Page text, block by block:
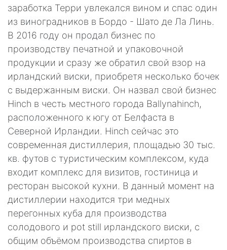
заработка Терри увлекался вином и спас один
из виноградников в Бордо - Шато де Ла Линь.
В 2016 году он продал бизнес по
производству печатной и упаковочной
продукции и сразу же обратил свой взор на
ирландский виски, приобретя несколько бочек
с выдержанным виски. Он назвал свой бизнес
Hinch в честь местного города Ballynahinch,
расположенного к югу от Белфаста в
Северной Ирландии. Hinch сейчас это
современная дистиллерия, площадью 30 тыс.
кв. футов с туристическим комплексом, куда
входит комплекс для визитов, гостиница и
ресторан высокой кухни. В данный момент на
дистиллерии находится три медных
перегонных куба для производства
солодового и pot still ирландского виски, с
общим объёмом производства спиртов в